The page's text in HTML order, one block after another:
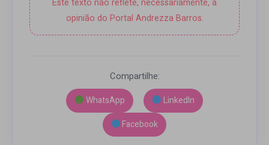
Este texto não reflete, necessariamente, a
opinião do Portal Andrezza Barros.
Compartilhe:
WhatsApp
LinkedIn
Facebook